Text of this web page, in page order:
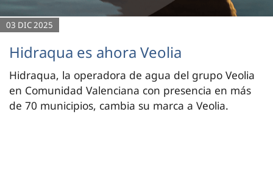
03 DIC 2025
Hidraqua es ahora Veolia
Hidraqua, la operadora de agua del grupo Veolia
en Comunidad Valenciana con presencia en más
de 70 municipios, cambia su marca a Veolia.